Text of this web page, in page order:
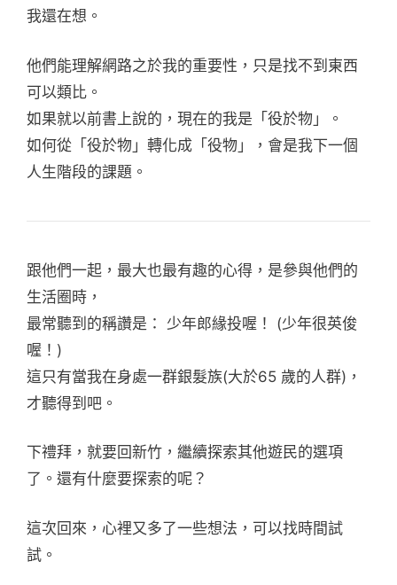
我還在想。
他們能理解網路之於我的重要性，只是找不到東西
可以類比。
如果就以前書上說的，現在的我是「役於物」。
如何從「役於物」轉化成「役物」，會是我下一個
人生階段的課題。
跟他們一起，最大也最有趣的心得，是參與他們的
生活圈時，
最常聽到的稱讚是： 少年郎緣投喔！ (少年很英俊
喔！)
這只有當我在身處一群銀髮族(大於65 歲的人群)，
才聽得到吧。
下禮拜，就要回新竹，繼續探索其他遊民的選項
了。還有什麼要探索的呢？
這次回來，心裡又多了一些想法，可以找時間試
試。